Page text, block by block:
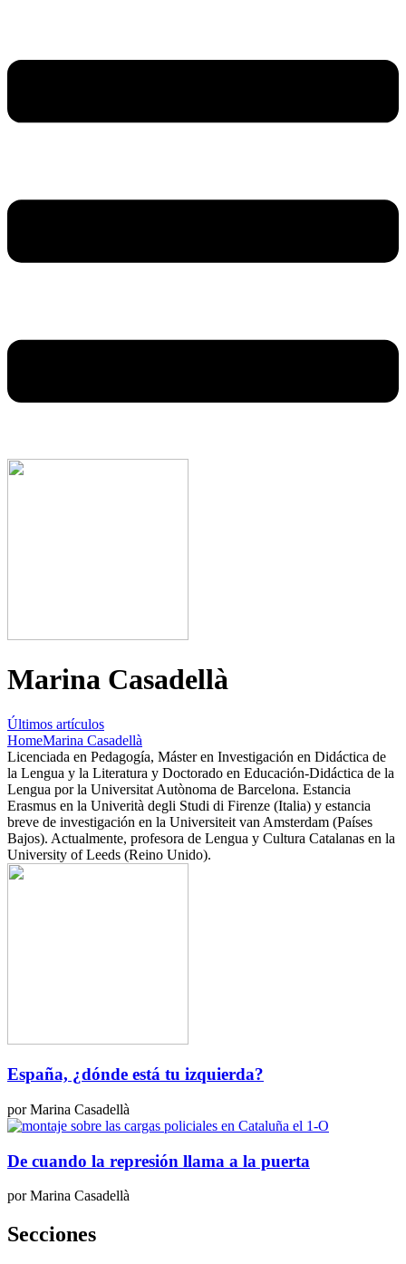
Marina Casadellà
Últimos artículos
HomeMarina Casadellà
Licenciada en Pedagogía, Máster en Investigación en Didáctica de
la Lengua y la Literatura y Doctorado en Educación-Didáctica de la
Lengua por la Universitat Autònoma de Barcelona. Estancia
Erasmus en la Univerità degli Studi di Firenze (Italia) y estancia
breve de investigación en la Universiteit van Amsterdam (Países
Bajos). Actualmente, profesora de Lengua y Cultura Catalanas en la
University of Leeds (Reino Unido).
España, ¿dónde está tu izquierda?
por Marina Casadellà
De​​ cuando ​​la​​ represión ​​llama ​​a ​​la ​​puerta
por Marina Casadellà
Secciones